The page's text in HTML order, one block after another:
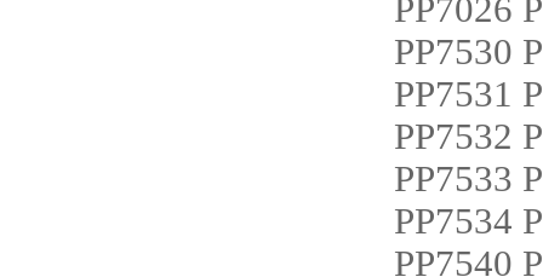
PP7026
PP7530
PP7531
PP7532
PP7533
PP7534
PP7540